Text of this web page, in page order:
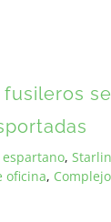
espartano,
oficina,